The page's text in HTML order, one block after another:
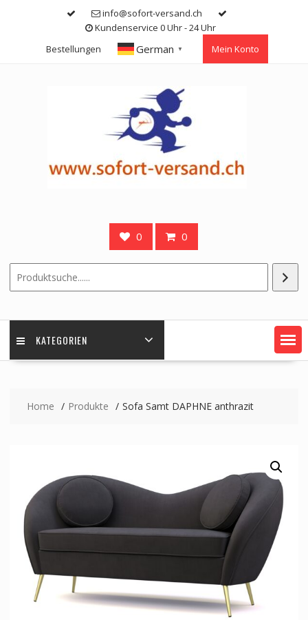
info@sofort-versand.ch
Kundenservice 0 Uhr - 24 Uhr
Bestellungen
German ▼ Mein Konto
0 0
KATEGORIEN
Home Produkte Sofa Samt DAPHNE anthrazit